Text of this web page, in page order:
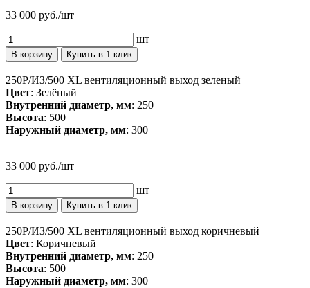
33 000 руб./шт
шт
В корзину Купить в 1 клик
250P/ИЗ/500 XL вентиляционный выход зеленый
Цвет: Зелёный
Внутренний диаметр, мм: 250
Высота: 500
Наружный диаметр, мм: 300
33 000 руб./шт
шт
В корзину Купить в 1 клик
250P/ИЗ/500 XL вентиляционный выход коричневый
Цвет: Коричневый
Внутренний диаметр, мм: 250
Высота: 500
Наружный диаметр, мм: 300